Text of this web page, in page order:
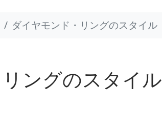
ダイヤモンド・リングのスタイル
ングのスタイル